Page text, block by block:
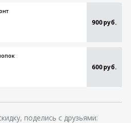
900 руб.
600 руб.
поделись с друзьями: